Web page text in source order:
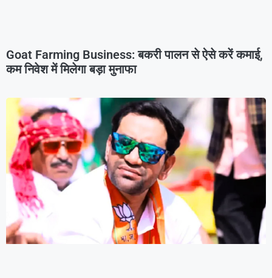
Goat Farming Business: बकरी पालन से ऐसे करें कमाई,
कम निवेश में मिलेगा बड़ा मुनाफा